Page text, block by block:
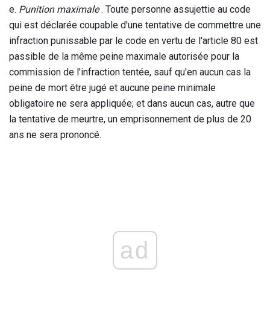
e. Punition maximale. Toute personne assujettie au code
qui est déclarée coupable d'une tentative de commettre une
infraction punissable par le code en vertu de l'article 80 est
passible de la même peine maximale autorisée pour la
commission de l'infraction tentée, sauf qu'en aucun cas la
peine de mort être jugé et aucune peine minimale
obligatoire ne sera appliquée; et dans aucun cas, autre que
la tentative de meurtre, un emprisonnement de plus de 20
ans ne sera prononcé.
ad